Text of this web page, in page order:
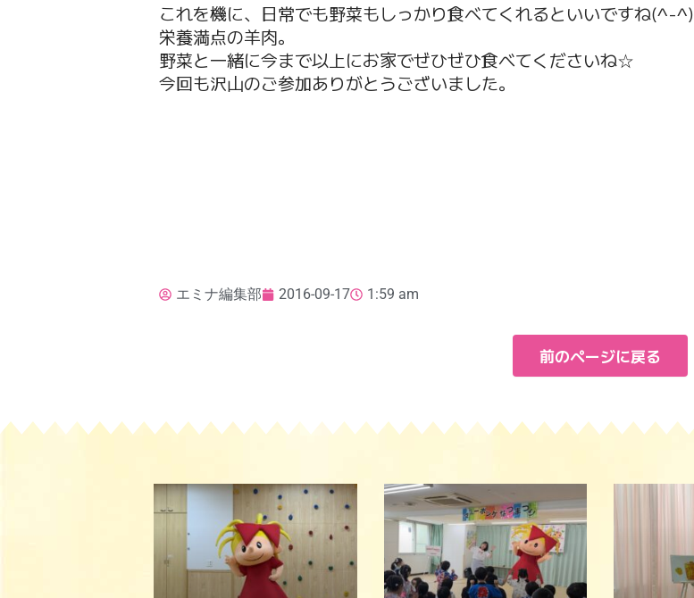
これを機に、日常でも野菜もしっかり食べてくれるといいですね(^-^)
栄養満点の羊肉。
野菜と一緒に今まで以上にお家でぜひぜひ食べてくださいね☆
今回も沢山のご参加ありがとうございました。
エミナ編集部 2016-09-17 1:59 am
前のページに戻る